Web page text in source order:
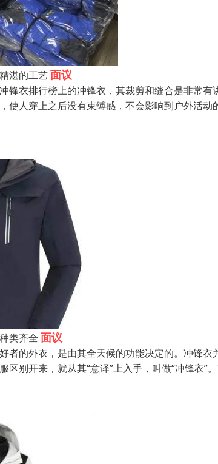
湛的工艺面议
锋衣排行榜上的冲锋衣，其裁剪和缝合是非常
使人穿上之后没有束缚感，不会影响到户外活
类齐全 面议
者的外衣，是由其全天候的功能决定的。冲锋
区别开来，就从其“意译”上入手，叫做“冲锋衣”